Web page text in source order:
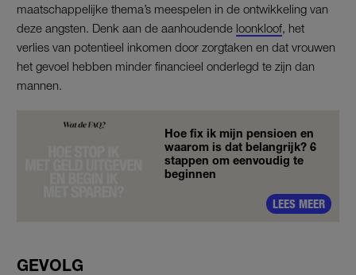
maatschappelijke thema’s meespelen in de ontwikkeling van
deze angsten. Denk aan de aanhoudende loonkloof , het
verlies van potentieel inkomen door zorgtaken en dat vrouwen
het gevoel hebben minder financieel onderlegd te zijn dan
mannen.
Hoe fix ik mijn pensioen en
waarom is dat belangrijk? 6
stappen om eenvoudig te
beginnen
LEES MEER
GEVOLG